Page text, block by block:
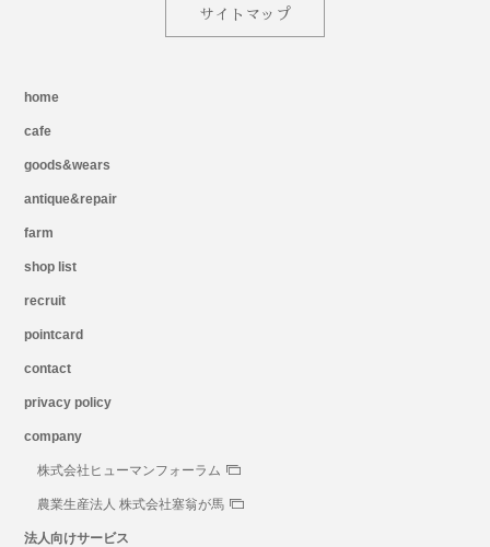
サイトマップ
home
cafe
goods&wears
antique&repair
farm
shop list
recruit
pointcard
contact
privacy policy
company
株式会社ヒューマンフォーラム
農業生産法人 株式会社塞翁が馬
法人向けサービス